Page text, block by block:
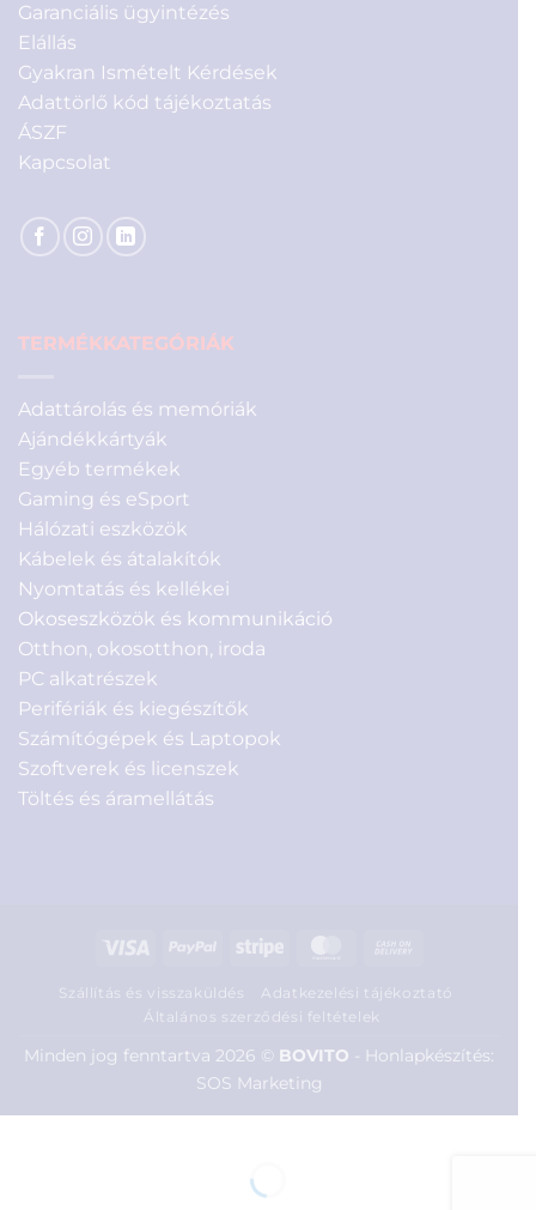
Garanciális ügyintézés
Elállás
Gyakran Ismételt Kérdések
Adattörlő kód tájékoztatás
ÁSZF
Kapcsolat
TERMÉKKATEGÓRIÁK
Adattárolás és memóriák
Ajándékkártyák
Egyéb termékek
Gaming és eSport
Hálózati eszközök
Kábelek és átalakítók
Nyomtatás és kellékei
Okoseszközök és kommunikáció
Otthon, okosotthon, iroda
PC alkatrészek
Perifériák és kiegészítők
Számítógépek és Laptopok
Szoftverek és licenszek
Töltés és áramellátás
Visa PayPal Stripe MasterCard
Delivery
Szállítás és visszaküldés
Adatkezelési tájékoztató
Általános szerződési feltételek
Minden jog fenntartva 2026 © BOVITO - Honlapkészítés:
SOS Marketing